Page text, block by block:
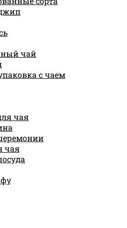
чай
с чаем
чая
чая